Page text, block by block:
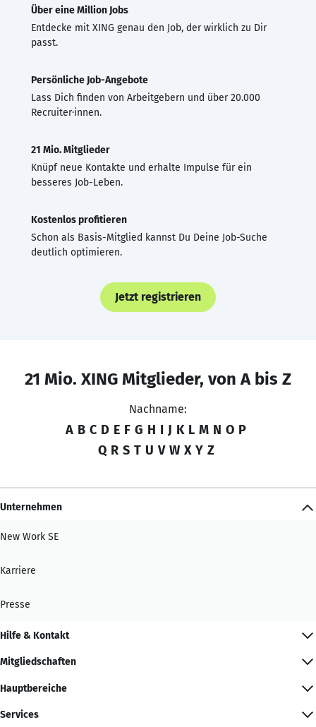
Über eine Million Jobs
Entdecke mit XING genau den Job, der wirklich zu Dir
passt.
Persönliche Job-Angebote
Lass Dich finden von Arbeitgebern und über 20.000
Recruiter·innen.
21 Mio. Mitglieder
Knüpf neue Kontakte und erhalte Impulse für ein
besseres Job-Leben.
Kostenlos profitieren
Schon als Basis-Mitglied kannst Du Deine Job-Suche
deutlich optimieren.
Jetzt registrieren
21 Mio. XING Mitglieder, von A bis Z
Nachname:
A B C D E F G H I J K L M N O P
Q R S T U V W X Y Z
Unternehmen
New Work SE
Karriere
Presse
Hilfe & Kontakt
Mitgliedschaften
Hauptbereiche
Services